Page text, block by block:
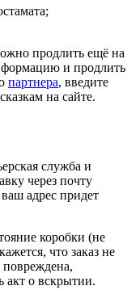
продлить ещё на
и продлить
партнера, введите
на сайте.
служба и
через почту
адрес придет
коробки (не
что заказ не
повреждена,
акт о вскрытии.